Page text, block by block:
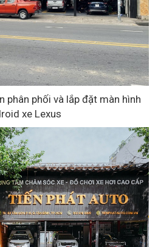
phân phối và lắp đặt màn hình
xe Lexus